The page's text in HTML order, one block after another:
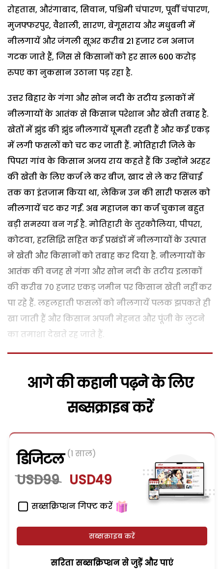
रोहतास, औरंगाबाद, सिवान, पश्चिमी चंपारण, पूर्वी चंपारण,
मुजफ्फरपुर, वैशाली, सारण, बेगूसराय और मधुबनी में
नीलगायें और जंगली सूअर करीब 21 हजार टन अनाज
गटक जाते हैं, जिस से किसानों को हर साल 600 करोड़
रुपए का नुकसान उठाना पड़ रहा है.
उत्तर बिहार के गंगा और सोन नदी के तटीय इलाकों में
नीलगायों के आतंक से किसान परेशान और खेती तबाह है.
खेतों में झुंड की झुंड नीलगायें घूमती रहती हैं और कई एकड़
में लगी फसलों को चट कर जाती हैं. मोतिहारी जिले के
पिपरा गांव के किसान अजय राय कहते हैं कि उन्होंने अरहर
की खेती के लिए कर्ज ले कर बीज, खाद से ले कर सिंचाई
तक का इंतजाम किया था, लेकिन उन की सारी फसल को
नीलगायें चट कर गईं. अब महाजन का कर्ज चुकान बहुत
बड़ी समस्या बन गई है. मोतिहारी के तुरकौलिया, पीपरा,
कोटवा, हरसिद्धि सहित कई प्रखंडों में नीलगायों के उत्पात
ने खेती और किसानों को तबाह कर दिया है. नीलगायों के
आतंक की वजह से गंगा और सोन नदी के तटीय इलाकों
की करीब 70 हजार एकड़ जमीन पर किसान खेती नहीं कर
पा रहे हैं. लहलहाती फसलों को नीलगायें पलक झपकते ही
खा जाती हैं और किसान अपनी मेहनत और पूंजी के लुटने
का तमाशा देखते रह जाते हैं.
आगे की कहानी पढ़ने के लिए
सब्सक्राइब करें
डिजिटल (1 साल)
USD99 USD49
सब्सक्रिप्शन गिफ्ट करें
सब्सक्राइब करें
सरिता सब्सक्रिप्शन से जुड़ेें और पाएं